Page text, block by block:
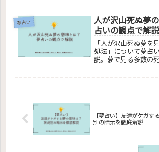
している可能性があ
占いから得られるポ
ージを通じて、金銭
的な安定につなげる
この記事を読めば、
真の意味を理解し、
夢占い
人が沢山死ぬ夢
占いの観点で解説
「人が沢山死ぬ夢を
処法」について夢占
説。夢で見る多数の
心理的な対処法を学
【夢占い】友達がケガす
別の暗示を徹底解説